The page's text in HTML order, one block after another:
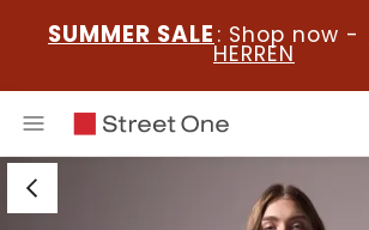
SUMMER SALE : Shop now -
HERREN